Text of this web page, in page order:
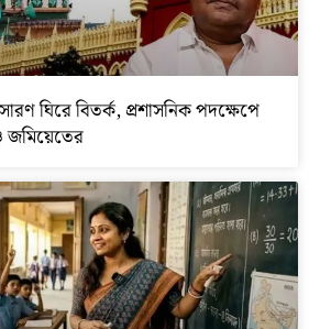
ঘিরে বিতর্ক, প্রশাসনিক পদক্ষেপে